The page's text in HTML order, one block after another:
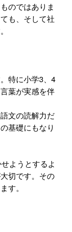
のではありま
も、そして社
特に小学3、4
葉が実感を伴
文の読解力だ
基礎にもなり
ようとするよ
切です。その
す。